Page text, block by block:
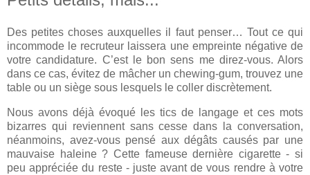
Des petites choses auxquelles il faut penser… Tout ce qui
incommode le recruteur laissera une empreinte négative de
votre candidature. C’est le bon sens me direz-vous. Alors
dans ce cas, évitez de mâcher un chewing-gum, trouvez une
table ou un siège sous lesquels le coller discrètement.
Nous avons déjà évoqué les tics de langage et ces mots
bizarres qui reviennent sans cesse dans la conversation,
néanmoins, avez-vous pensé aux dégâts causés par une
mauvaise haleine ? Cette fameuse dernière cigarette - si
peu appréciée du reste - juste avant de vous rendre à votre